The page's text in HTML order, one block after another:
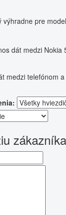
výhradne pre
dát medzi Nokia
medzi telefónom
zákazníka